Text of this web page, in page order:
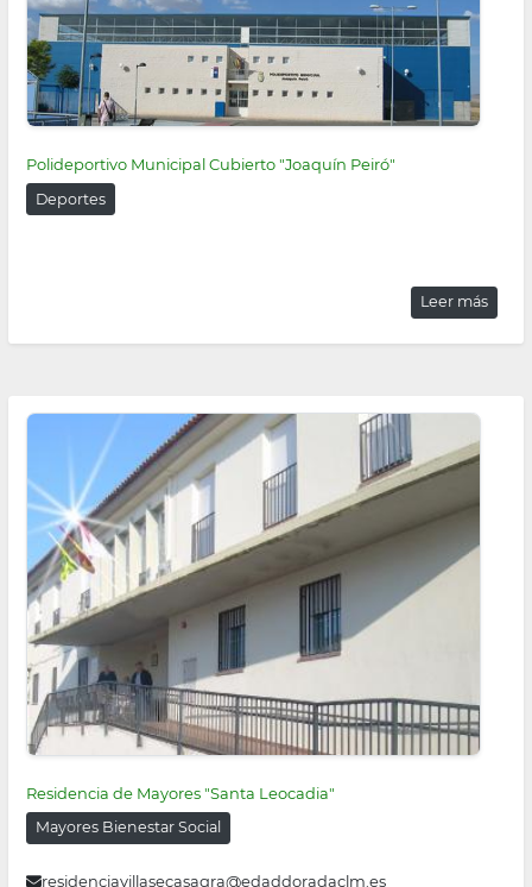
Polideportivo Municipal Cubierto "Joaquín Peiró"
Deportes
Leer más
Residencia de Mayores "Santa Leocadia"
Mayores Bienestar Social
residenciavillasecasagra@edaddoradaclm.es